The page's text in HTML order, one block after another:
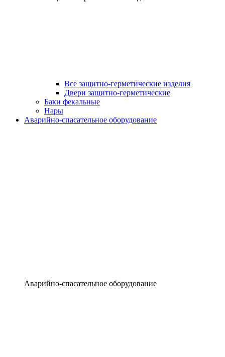
Все защитно-герметические изделия
Двери защитно-герметические
Баки фекальные
Нары
Аварийно-спасательное оборудование
Аварийно-спасательное оборудование